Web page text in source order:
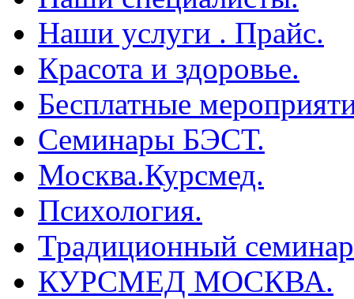
Наши услуги . Прайс.
Красота и здоровье.
Бесплатные
Семинары БЭСТ.
Москва.Курсмед.
Психология.
Традиционный
КУРСМЕД МОСКВА.